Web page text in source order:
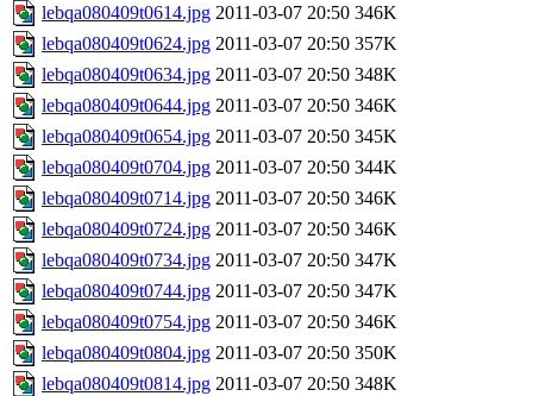
lebqa080409t0614.jpg 2011-03-07 20:50 346K
lebqa080409t0624.jpg 2011-03-07 20:50 357K
lebqa080409t0634.jpg 2011-03-07 20:50 348K
lebqa080409t0644.jpg 2011-03-07 20:50 346K
lebqa080409t0654.jpg 2011-03-07 20:50 345K
lebqa080409t0704.jpg 2011-03-07 20:50 344K
lebqa080409t0714.jpg 2011-03-07 20:50 346K
lebqa080409t0724.jpg 2011-03-07 20:50 346K
lebqa080409t0734.jpg 2011-03-07 20:50 347K
lebqa080409t0744.jpg 2011-03-07 20:50 347K
lebqa080409t0754.jpg 2011-03-07 20:50 346K
lebqa080409t0804.jpg 2011-03-07 20:50 350K
lebqa080409t0814.jpg 2011-03-07 20:50 348K